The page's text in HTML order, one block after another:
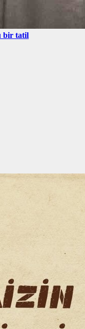
bir tatil